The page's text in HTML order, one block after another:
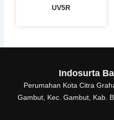
UV5R
Indosurta
Perumahan Kota Citra
Gambut, Kec. Gambut, Kab.